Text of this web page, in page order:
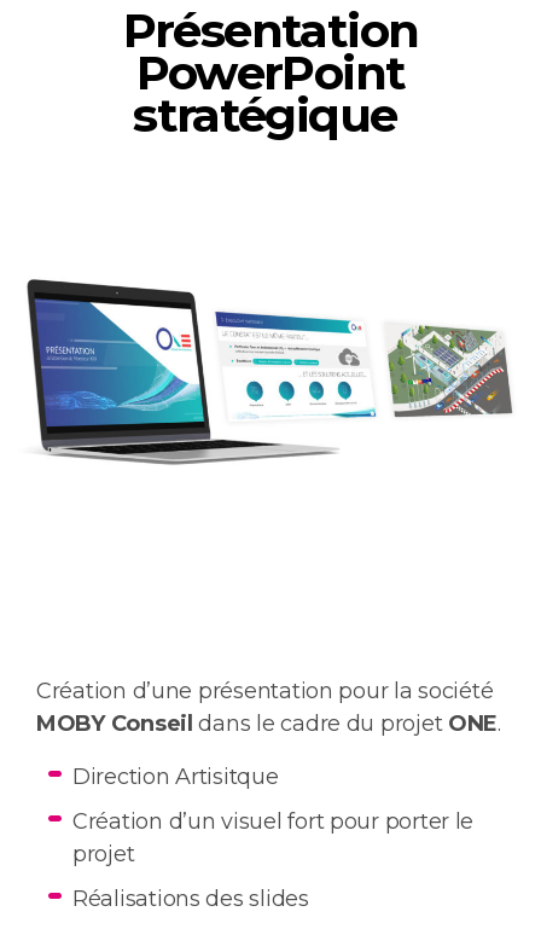
Présentation
PowerPoint
stratégique
Création d’une présentation pour la société
MOBY Conseil dans le cadre du projet ONE.
Direction Artisitque
Création d’un visuel fort pour porter le
projet
Réalisations des slides